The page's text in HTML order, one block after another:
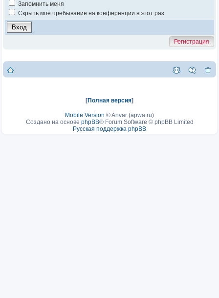
Запомнить меня
Скрыть моё пребывание на конференции в этот раз
Регистрация
[Полная версия]
Mobile Version ©Anvar (apwa.ru)
Создано на основе phpBB® Forum Software © phpBB Limited
Русская поддержка phpBB